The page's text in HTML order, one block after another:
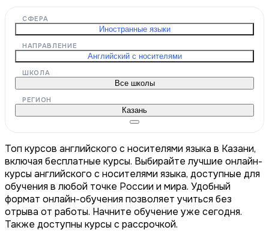
СФЕРА
Иностранные языки
НАПРАВЛЕНИЕ
Английский с носителями
ШКОЛА
Все школы
РЕГИОН
Казань
Топ курсов английского с носителями языка в Казани,
включая бесплатные курсы. Выбирайте лучшие онлайн-
курсы английского с носителями языка, доступные для
обучения в любой точке России и мира. Удобный
формат онлайн-обучения позволяет учиться без
отрыва от работы. Начните обучение уже сегодня.
Также доступны курсы с рассрочкой.